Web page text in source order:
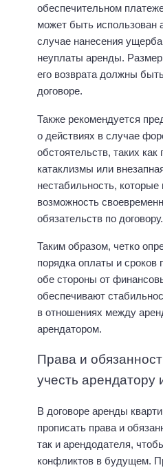
обеспечительном
может быть использован
случае нанесения
неуплаты аренды.
его возврата должны
договоре.
Также рекомендуется
о действиях в случае
обстоятельств, таких
катаклизмы или
нестабильность, которые
возможность
обязательств по договору.
Таким образом, четко
порядка оплаты и сроков
обе стороны от
обеспечивают
в отношениях между
арендатором.
Права и
учесть арендатору
В договоре аренды
прописать права и
так и арендодателя,
конфликтов в будущем.